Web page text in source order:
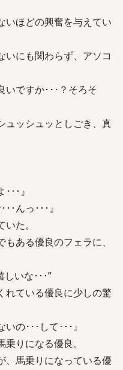
いほどの興奮を与えてい
いにも関わらず、アソコ
いですか･･･？そろそ
ュッシュッとしごき、真
･･』
･んっ･･･』
た。
ある優良のフェラに、
いな･･･”
れている優良に少しの驚
の･･･して･･･』
りになる優良。
、馬乗りになっている優